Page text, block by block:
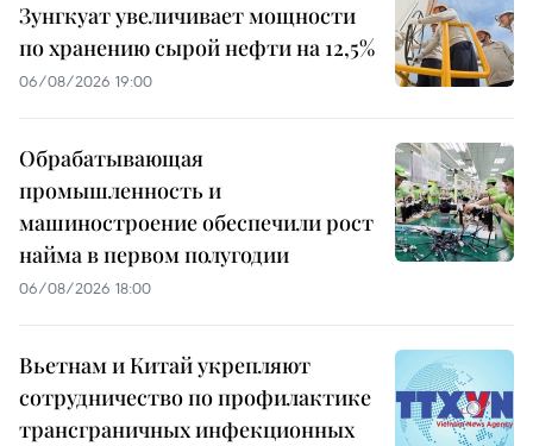
Зунгкуат увеличивает мощности
по хранению сырой нефти на 12,5%
06/08/2026 19:00
Обрабатывающая
промышленность и
машиностроение обеспечили рост
найма в первом полугодии
06/08/2026 18:00
Вьетнам и Китай укрепляют
сотрудничество по профилактике
трансграничных инфекционных